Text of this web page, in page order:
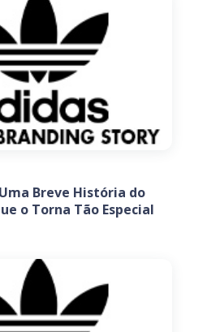
Breve História do
o Torna Tão Especial